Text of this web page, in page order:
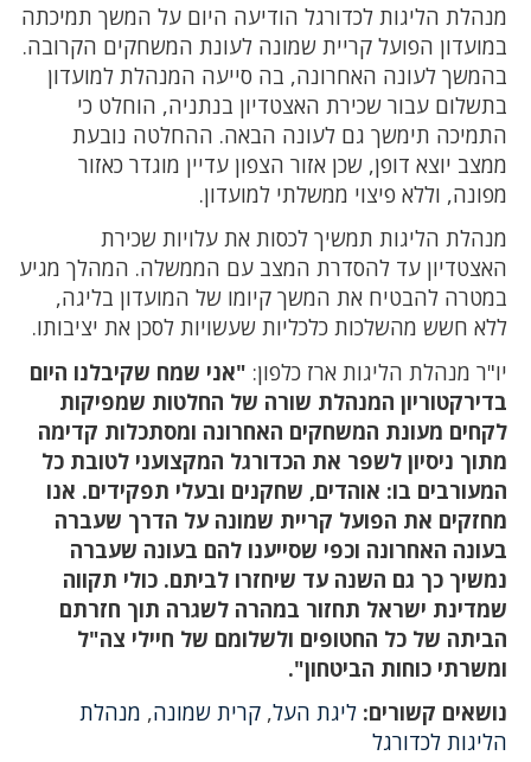
מנהלת הליגות לכדורגל הודיעה היום על המשך תמיכתה
במועדון הפועל קריית שמונה לעונת המשחקים הקרובה.
בהמשך לעונה האחרונה, בה סייעה המנהלת למועדון
בתשלום עבור שכירת האצטדיון בנתניה, הוחלט כי
התמיכה תימשך גם לעונה הבאה. ההחלטה נובעת
ממצב יוצא דופן, שכן אזור הצפון עדיין מוגדר כאזור
מפונה, וללא פיצוי ממשלתי למועדון.
מנהלת הליגות תמשיך לכסות את עלויות שכירת
האצטדיון עד להסדרת המצב עם הממשלה. המהלך מגיע
במטרה להבטיח את המשך קיומו של המועדון בליגה,
ללא חשש מהשלכות כלכליות שעשויות לסכן את יציבותו.
יו"ר מנהלת הליגות ארז כלפון: "אני שמח שקיבלנו היום
בדירקטוריון המנהלת שורה של החלטות שמפיקות
לקחים מעונת המשחקים האחרונה ומסתכלות קדימה
מתוך ניסיון לשפר את הכדורגל המקצועני לטובת כל
המעורבים בו: אוהדים, שחקנים ובעלי תפקידים. אנו
מחזקים את הפועל קריית שמונה על הדרך שעברה
בעונה האחרונה וכפי שסייענו להם בעונה שעברה
נמשיך כך גם השנה עד שיחזרו לביתם. כולי תקווה
שמדינת ישראל תחזור במהרה לשגרה תוך חזרתם
הביתה של כל החטופים ולשלומם של חיילי צה"ל
ומשרתי כוחות הביטחון".
נושאים קשורים: ליגת העל, קרית שמונה, מנהלת
הליגות לכדורגל